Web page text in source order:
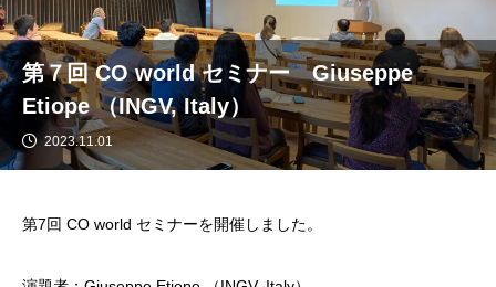
第７回 CO world セミナー Giuseppe
Etiope （INGV, Italy）
2023.11.01
第7回 CO world セミナーを開催しました。